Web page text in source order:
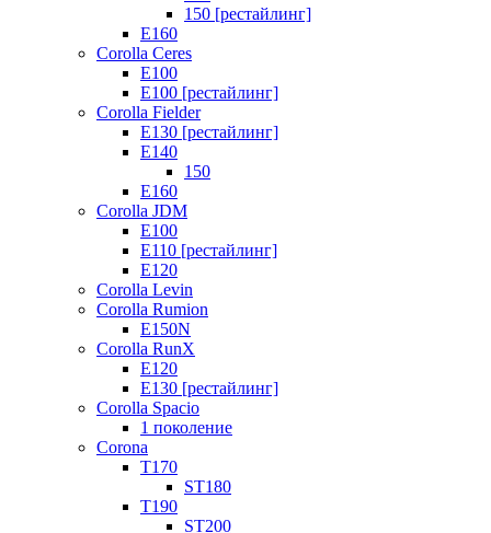
150 [рестайлинг]
E160
Corolla Ceres
E100
E100 [рестайлинг]
Corolla Fielder
E130 [рестайлинг]
E140
150
E160
Corolla JDM
E100
E110 [рестайлинг]
E120
Corolla Levin
Corolla Rumion
E150N
Corolla RunX
E120
E130 [рестайлинг]
Corolla Spacio
1 поколение
Corona
T170
ST180
T190
ST200